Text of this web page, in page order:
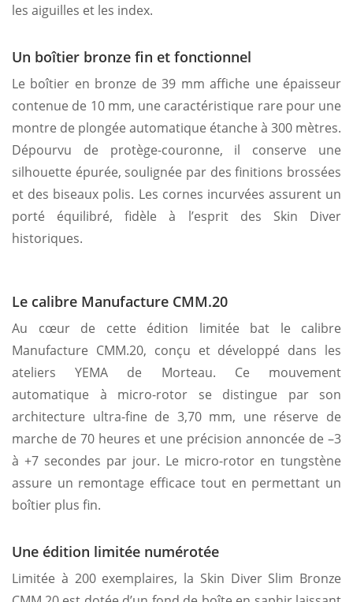
les aiguilles et les index.
Un boîtier bronze fin et fonctionnel
Le boîtier en bronze de 39 mm affiche une épaisseur
contenue de 10 mm, une caractéristique rare pour une
montre de plongée automatique étanche à 300 mètres.
Dépourvu de protège-couronne, il conserve une
silhouette épurée, soulignée par des finitions brossées
et des biseaux polis. Les cornes incurvées assurent un
porté équilibré, fidèle à l’esprit des Skin Diver
historiques.
Le calibre Manufacture CMM.20
Au cœur de cette édition limitée bat le calibre
Manufacture CMM.20, conçu et développé dans les
ateliers YEMA de Morteau. Ce mouvement
automatique à micro-rotor se distingue par son
architecture ultra-fine de 3,70 mm, une réserve de
marche de 70 heures et une précision annoncée de –3
à +7 secondes par jour. Le micro-rotor en tungstène
assure un remontage efficace tout en permettant un
boîtier plus fin.
Une édition limitée numérotée
Limitée à 200 exemplaires, la Skin Diver Slim Bronze